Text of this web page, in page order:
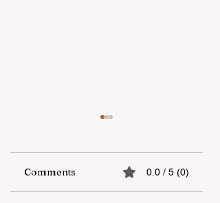
Comments 0.0 / 5 (0)